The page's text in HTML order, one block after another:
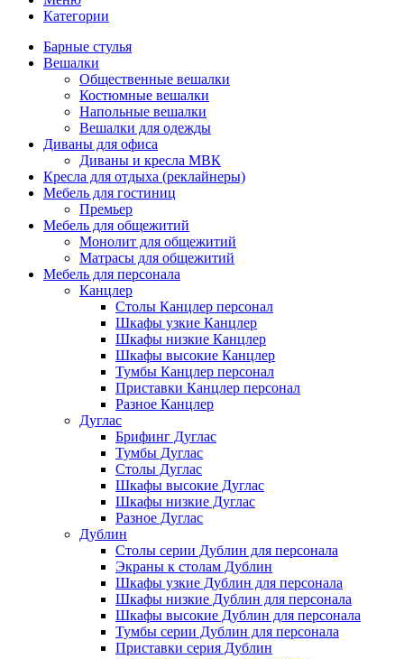
Категории
Барные стулья
Вешалки
Общественные вешалки
Костюмные вешалки
Напольные вешалки
Вешалки для одежды
Диваны для офиса
Диваны и кресла МВК
Кресла для отдыха (реклайнеры)
Мебель для гостиниц
Премьер
Мебель для общежитий
Монолит для общежитий
Матрасы для общежитий
Мебель для персонала
Канцлер
Столы Канцлер персонал
Шкафы узкие Канцлер
Шкафы низкие Канцлер
Шкафы высокие Канцлер
Тумбы Канцлер персонал
Приставки Канцлер персонал
Разное Канцлер
Дуглас
Брифинг Дуглас
Тумбы Дуглас
Столы Дуглас
Шкафы высокие Дуглас
Шкафы низкие Дуглас
Разное Дуглас
Дублин
Столы серии Дублин для персонала
Экраны к столам Дублин
Шкафы узкие Дублин для персонала
Шкафы низкие Дублин для персонала
Шкафы высокие Дублин для персонала
Тумбы серии Дублин для персонала
Приставки серия Дублин